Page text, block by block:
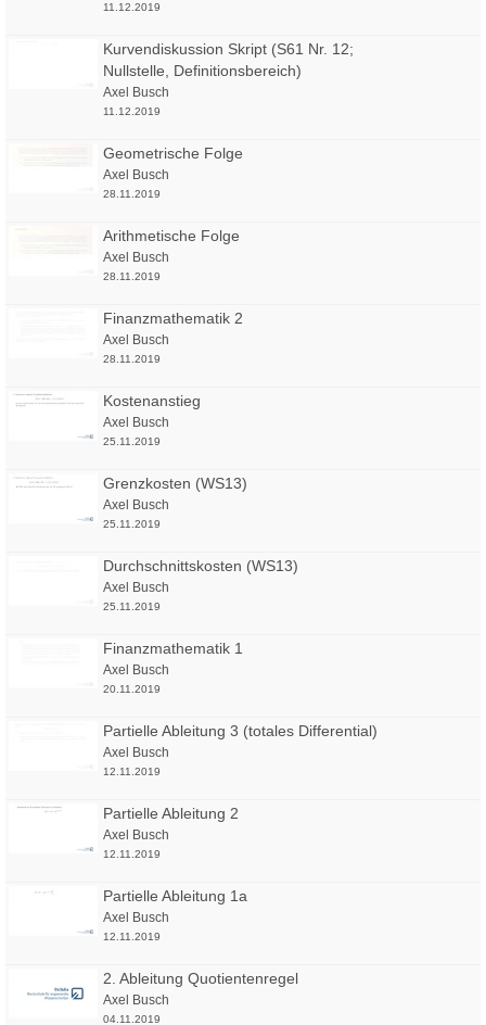
11.12.2019
Kurvendiskussion Skript (S61 Nr. 12;
Nullstelle, Definitionsbereich)
Axel Busch
11.12.2019
Geometrische Folge
Axel Busch
28.11.2019
Arithmetische Folge
Axel Busch
28.11.2019
Finanzmathematik 2
Axel Busch
28.11.2019
Kostenanstieg
Axel Busch
25.11.2019
Grenzkosten (WS13)
Axel Busch
25.11.2019
Durchschnittskosten (WS13)
Axel Busch
25.11.2019
Finanzmathematik 1
Axel Busch
20.11.2019
Partielle Ableitung 3 (totales Differential)
Axel Busch
12.11.2019
Partielle Ableitung 2
Axel Busch
12.11.2019
Partielle Ableitung 1a
Axel Busch
12.11.2019
2. Ableitung Quotientenregel
Axel Busch
04.11.2019